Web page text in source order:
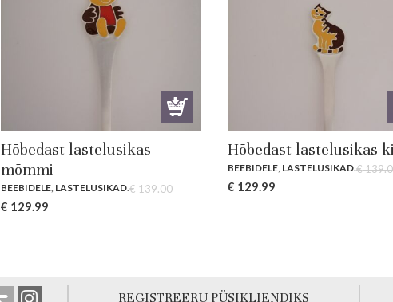
Hõbedast lastelusikas
mõmmi
BEEBIDELE, LASTELUSIKAD.€139.00
Original
€ 129.99
Hõbedast lastelusikas
BEEBIDELE, LASTELUSIKAD.€
Original
€ 129.99Current
REGISTREERU PÜSIKLIENDIKS